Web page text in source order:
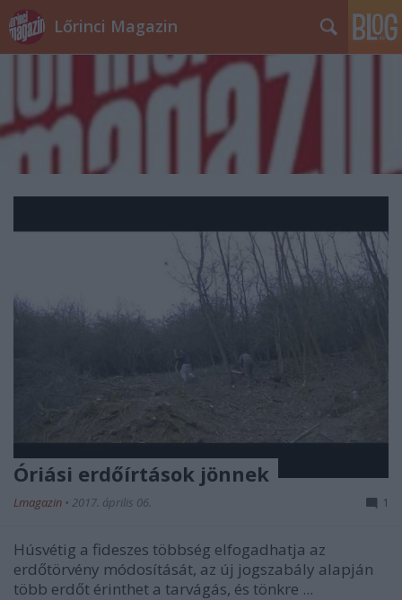
Lőrinci Magazin
Óriási erdőírtások jönnek
Lmagazin • 2017. április 06. 1
Húsvétig a fideszes többség elfogadhatja az
erdőtörvény módosítását, az új jogszabály alapján
több erdőt érinthet a tarvágás, és tönkre ...